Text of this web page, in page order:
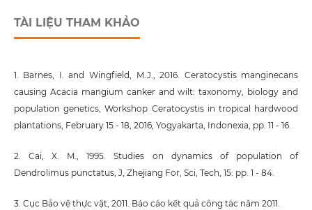
TÀI LIỆU THAM KHẢO
1. Barnes, I. and Wingfield, M.J., 2016. Ceratocystis manginecans
causing Acacia mangium canker and wilt: taxonomy, biology and
population genetics, Workshop Ceratocystis in tropical hardwood
plantations, February 15 - 18, 2016, Yogyakarta, Indonexia, pp. 11 - 16.
2. Cai, X. M., 1995. Studies on dynamics of population of
Dendrolimus punctatus, J, Zhejiang For, Sci, Tech, 15: pp. 1 - 84.
3. Cục Bảo vệ thực vật, 2011. Báo cáo kết quả công tác năm 2011.